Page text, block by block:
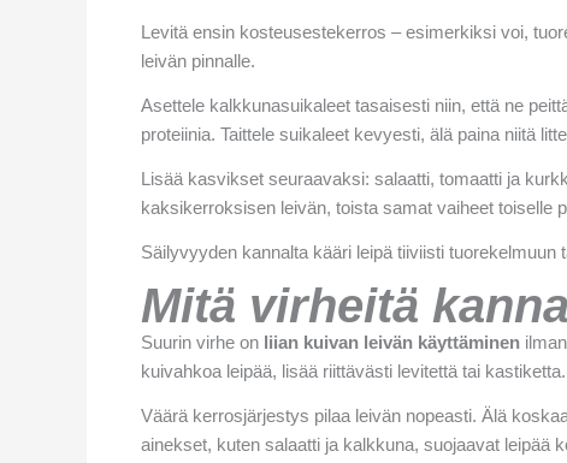
Levitä ensin kosteusestekerros – esimerkiksi voi,
leivän pinnalle.
Asettele kalkkunasuikaleet tasaisesti niin, että ne
proteiinia. Taittele suikaleet kevyesti, älä paina niitä
Lisää kasvikset seuraavaksi: salaatti, tomaatti ja
kaksikerroksisen leivän, toista samat vaiheet toiselle
Säilyvyyden kannalta kääri leipä tiiviisti
Mitä virheitä
Suurin virhe on liian kuivan leivän käyttäminen
kuivahkoa leipää, lisää riittävästi levitettä tai kastiketta.
Väärä kerrosjärjestys pilaa leivän nopeasti. Älä
ainekset, kuten salaatti ja kalkkuna, suojaavat leipää